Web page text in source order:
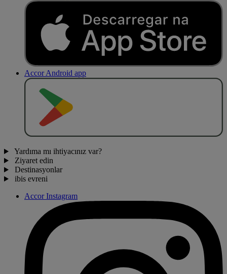
Accor Android app
Yardıma mı ihtiyacınız var?
Ziyaret edin
Destinasyonlar
ibis evreni
Accor Instagram